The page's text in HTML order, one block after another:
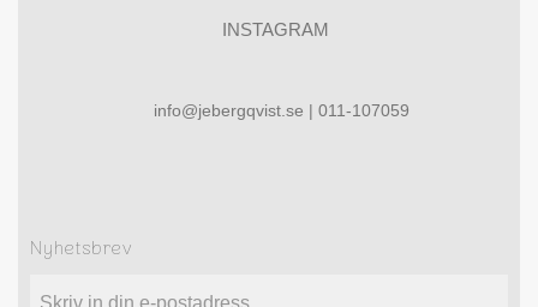
INSTAGRAM
info@jebergqvist.se | 011-107059
Nyhetsbrev